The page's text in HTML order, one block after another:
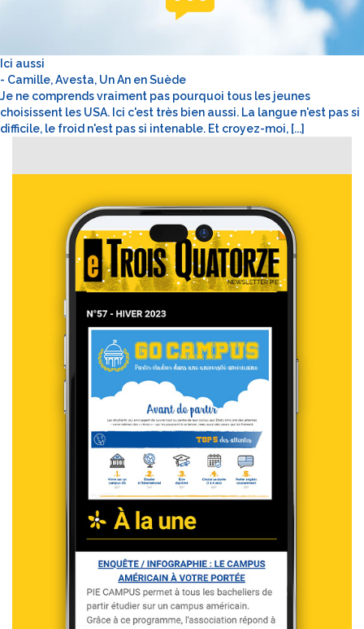
Ici aussi
- Camille, Avesta, Un An en Suède
Je ne comprends vraiment pas pourquoi tous les jeunes
choisissent les USA. Ici c'est très bien aussi. La langue n'est pas si
difficile, le froid n'est pas si intenable. Et croyez-moi, [...]